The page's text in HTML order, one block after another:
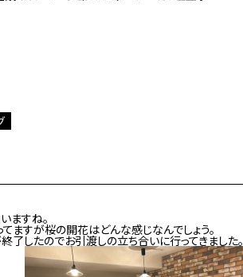
ますね。
ますが桜の開花はどんな感じなんでしょう。
了したのでお引渡しの立ち合いに行ってきました。